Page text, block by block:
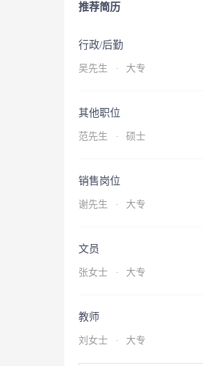
推荐简历
行政/后勤
吴先生 · 大专
其他职位
范先生 · 硕士
销售岗位
谢先生 · 大专
文员
张女士 · 大专
教师
刘女士 · 大专